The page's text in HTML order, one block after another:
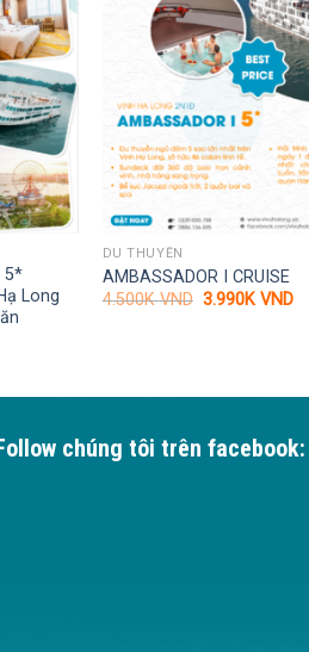
5*
Long
DU THUYỀN
AMBASSADOR I CRUISE
4.500KVND Giá
3.990KVNDGiá
chúng tôi trên facebook: